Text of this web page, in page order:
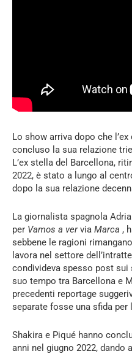
Lo show arriva dopo che
concluso la sua relazione
L’ex stella del Barcellona,
2022, è stato a lungo al
dopo la sua relazione
La giornalista spagnola
per Vamos a vervia Marca ,
sebbene le ragioni
lavora nel settore
condivideva spesso post sui
suo tempo tra Barcellona e
precedenti reportage
separate fosse una sfida per
Shakira e Piqué hanno
anni nel giugno 2022, dando